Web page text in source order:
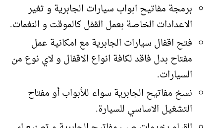
برمجة مفاتيح ابواب سيارات الجابرية و تغير
الاعدادات الخاصة بعمل القفل كالموقت و النغمات.
فتح اقفال سيارات الجابرية مع امكانية عمل
مفتاح بدل فاقد لكافة انواع الاقفال و لاي نوع من
السيارات.
نسخ مفاتيح الجابرية سواء للأبواب أو مفتاح
التشغيل الاساسي للسيارة.